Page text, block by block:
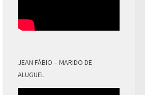
JEAN FÁBIO – MARIDO DE
ALUGUEL